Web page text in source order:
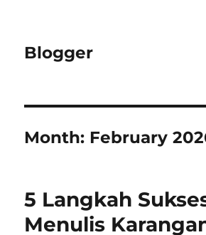
Blogger
Month: February
5 Langkah
Menulis